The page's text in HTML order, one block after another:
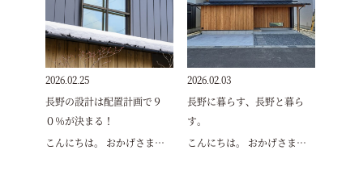
2026.02.25
長野の設計は配置計画で９
０％が決まる！
こんにちは。 おかげさま…
2026.02.03
長野に暮らす、長野と暮ら
す。
こんにちは。 おかげさま…